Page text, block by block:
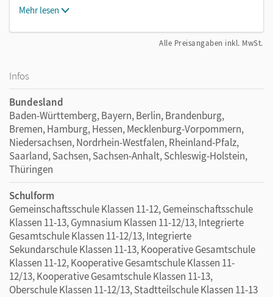
Mehr lesen
Alle Preisangaben inkl. MwSt.
Infos
Bundesland
Baden-Württemberg, Bayern, Berlin, Brandenburg,
Bremen, Hamburg, Hessen, Mecklenburg-Vorpommern,
Niedersachsen, Nordrhein-Westfalen, Rheinland-Pfalz,
Saarland, Sachsen, Sachsen-Anhalt, Schleswig-Holstein,
Thüringen
Schulform
Gemeinschaftsschule Klassen 11-12, Gemeinschaftsschule
Klassen 11-13, Gymnasium Klassen 11-12/13, Integrierte
Gesamtschule Klassen 11-12/13, Integrierte
Sekundarschule Klassen 11-13, Kooperative Gesamtschule
Klassen 11-12, Kooperative Gesamtschule Klassen 11-
12/13, Kooperative Gesamtschule Klassen 11-13,
Oberschule Klassen 11-12/13, Stadtteilschule Klassen 11-13